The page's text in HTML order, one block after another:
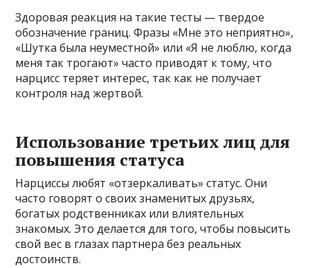
Здоровая реакция на такие тесты — твердое
обозначение границ. Фразы «Мне это неприятно»,
«Шутка была неуместной» или «Я не люблю, когда
меня так трогают» часто приводят к тому, что
нарцисс теряет интерес, так как не получает
контроля над жертвой.
Использование третьих лиц для
повышения статуса
Нарциссы любят «отзеркаливать» статус. Они
часто говорят о своих знаменитых друзьях,
богатых родственниках или влиятельных
знакомых. Это делается для того, чтобы повысить
свой вес в глазах партнера без реальных
достоинств.